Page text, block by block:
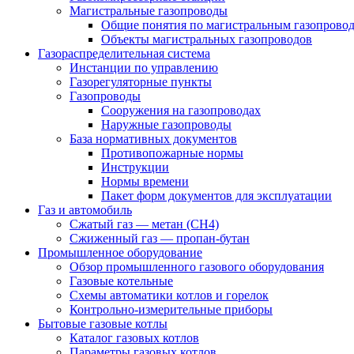
Магистральные газопроводы
Общие понятия по магистральным
Объекты магистральных газопроводов
Газораспределительная система
Инстанции по управлению
Газорегуляторные пункты
Газопроводы
Сооружения на газопроводах
Наружные газопроводы
База нормативных документов
Противопожарные нормы
Инструкции
Нормы времени
Пакет форм документов для эксплуатации
Газ и автомобиль
Сжатый газ — метан (CH4)
Сжиженный газ — пропан-бутан
Промышленное оборудование
Обзор промышленного газового оборудования
Газовые котельные
Схемы автоматики котлов и горелок
Контрольно-измерительные приборы
Бытовые газовые котлы
Каталог газовых котлов